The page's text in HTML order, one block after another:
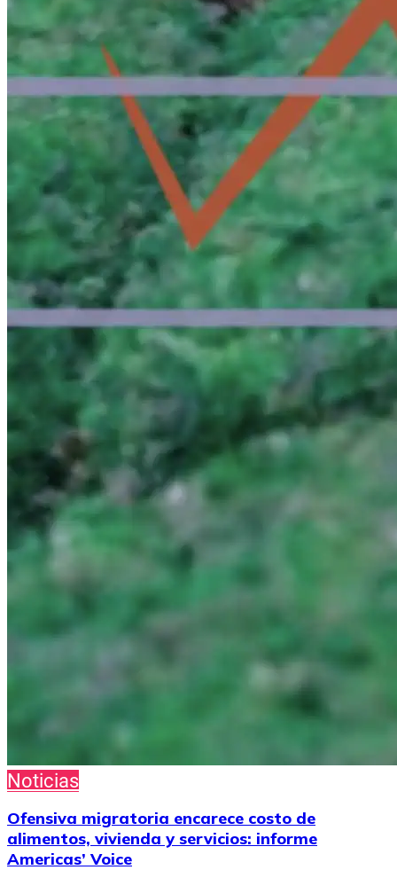
Noticias
Ofensiva migratoria encarece costo de
alimentos, vivienda y servicios: informe
Americas’ Voice